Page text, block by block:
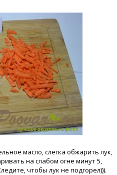
масло, слегка обжарить лук,
на слабом огне минут 5,
чтобы лук не подгорел))).